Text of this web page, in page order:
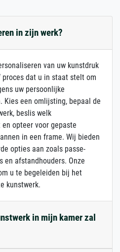
in zijn werk?
van uw kunstdruk
dat u in staat stelt om
uw persoonlijke
Kies een omlijsting, bepaal de
beslis welk
opteer voor gepaste
in een frame. Wij bieden
opties aan zoals passe-
en afstandhouders. Onze
u te begeleiden bij het
kunstwerk.
in mijn kamer zal